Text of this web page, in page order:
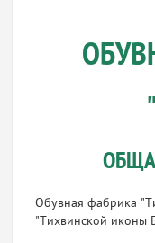
Обувная фабрика
"Тихвинской иконы